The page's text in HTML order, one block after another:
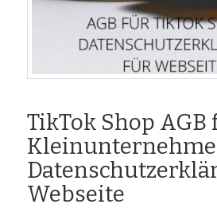
TikTok Shop AGB
Webseite